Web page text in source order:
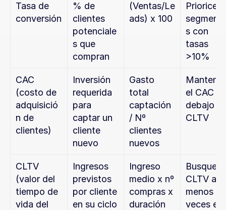
Tasa de
conversión
% de
clientes
potenciale
s que
compran
(Ventas/Le
ads) x 100
Priorice
s con
tasas
>10%
CAC
(costo de
adquisició
n de
clientes)
Inversión
requerida
para
captar un
cliente
nuevo
Gasto
total
captación
/ Nº
clientes
nuevos
el CAC
debajo
CLTV
CLTV
(valor del
tiempo de
vida del
Ingresos
previstos
por cliente
en su ciclo
Ingreso
medio x nº
compras x
duración
Busque
CLTV al
menos 3
veces el